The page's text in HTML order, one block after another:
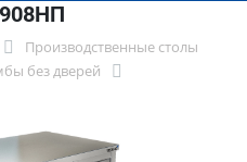
Производственные столы
без дверей